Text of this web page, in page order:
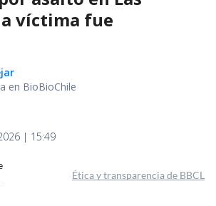
víctima fue
en BioBioChile
| 15:49
Ética y transparencia de BBCL